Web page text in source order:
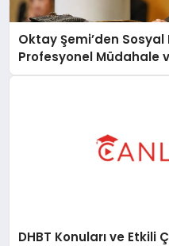
Oktay Şemi’den
Profesyonel Müdahale
DHBT Konuları ve Etkili